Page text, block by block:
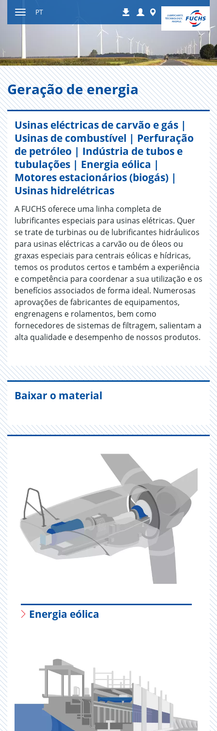
para
Downloads
Login Worldwide
PT
Geração de energia
Usinas eléctricas de carvão e gás |
Usinas de combustível | Perfuração
de petróleo | Indústria de tubos e
tubulações | Energia eólica |
Motores estacionários (biogás) |
Usinas hidrelétricas
A FUCHS oferece uma linha completa de
lubrificantes especiais para usinas elétricas. Quer
se trate de turbinas ou de lubrificantes hidráulicos
para usinas eléctricas a carvão ou de óleos ou
graxas especiais para centrais eólicas e hídricas,
temos os produtos certos e também a experiência
e competência para coordenar a sua utilização e os
benefícios associados de forma ideal. Numerosas
aprovações de fabricantes de equipamentos,
engrenagens e rolamentos, bem como
fornecedores de sistemas de filtragem, salientam a
alta qualidade e desempenho de nossos produtos.
Baixar o material
Energia eólica